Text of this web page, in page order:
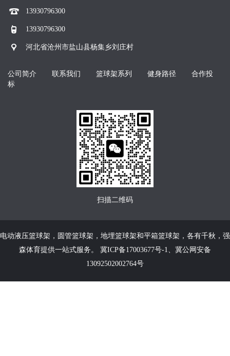
13930796300
13930796300
河北省沧州市盐山县杨集乡刘庄村
公司简介 联系我们 篮球架系列 健身路径
合作投
标
扫描二维码
电动液压篮球架 ， 圆管篮球架 ， 地埋篮球架和平箱篮球架 ，各有千秋，强
森体育提供一站式服务。 冀ICP备17003677号-1
冀公网安备
13092502002764号